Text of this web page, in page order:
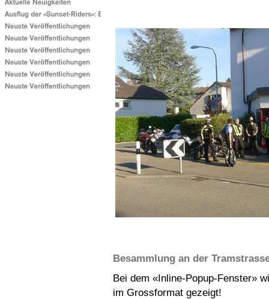
Besammlung an der
Bei dem «Inline-Popup-Fenster»
im Grossformat gezeigt!